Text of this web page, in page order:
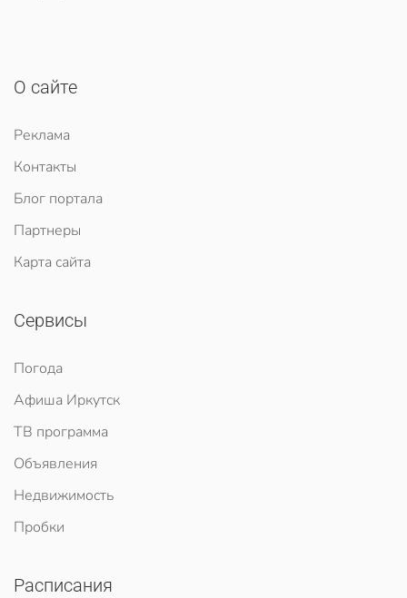
О сайте
Реклама
Контакты
Блог портала
Партнеры
Карта сайта
Сервисы
Погода
Афиша Иркутск
ТВ программа
Объявления
Недвижимость
Пробки
Расписания